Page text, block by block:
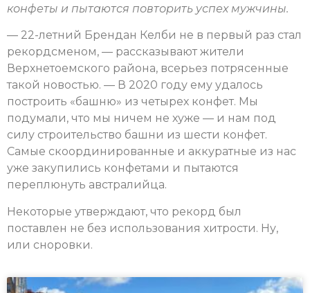
конфеты и пытаются повторить успех мужчины.
— 22-летний Брендан Келби не в первый раз стал
рекордсменом, — рассказывают жители
Верхнетоемского района, всерьез потрясенные
такой новостью. — В 2020 году ему удалось
построить «башню» из четырех конфет. Мы
подумали, что мы ничем не хуже — и нам под
силу строительство башни из шести конфет.
Самые скоординированные и аккуратные из нас
уже закупились конфетами и пытаются
переплюнуть австралийца.
Некоторые утверждают, что рекорд был
поставлен не без использования хитрости. Ну,
или сноровки.